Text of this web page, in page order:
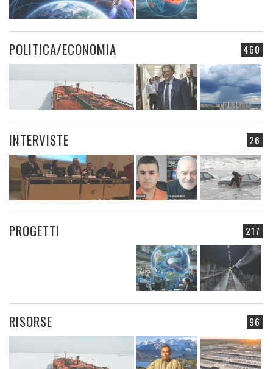
460
POLITICA/ECONOMIA
26
INTERVISTE
217
PROGETTI
96
RISORSE